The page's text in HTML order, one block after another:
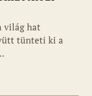
világ hat
tünteti ki a